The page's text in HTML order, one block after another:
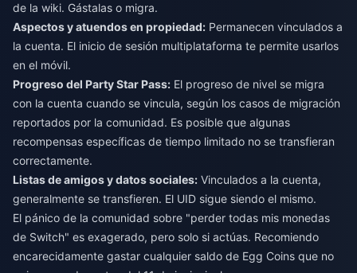
de la wiki. Gástalas o migra.
Aspectos y atuendos en propiedad: Permanecen vinculados a
la cuenta. El inicio de sesión multiplataforma te permite usarlos
en el móvil.
Progreso del Party Star Pass: El progreso de nivel se migra
con la cuenta cuando se vincula, según los casos de migración
reportados por la comunidad. Es posible que algunas
recompensas específicas de tiempo limitado no se transfieran
correctamente.
Listas de amigos y datos sociales: Vinculados a la cuenta,
generalmente se transfieren. El UID sigue siendo el mismo.
El pánico de la comunidad sobre "perder todas mis monedas
de Switch" es exagerado, pero solo si actúas. Recomiendo
encarecidamente gastar cualquier saldo de Egg Coins que no